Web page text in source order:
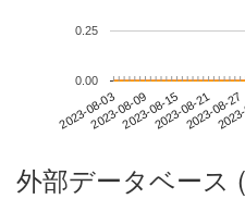
2023-08-032023-08-092023-08-152023-08-212023-08-27
0.00
0.25
外部データベース